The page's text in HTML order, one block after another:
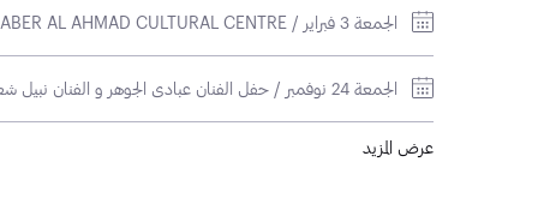
نبيل شعيل 97
ليلة كبيرة - أغنية منفردة
الجمعة 3 فبراير / Nabil Shuail and Sherine Concert / SHEIKH JABER AL AHMAD CULTURAL CENTRE
عرض المزيد